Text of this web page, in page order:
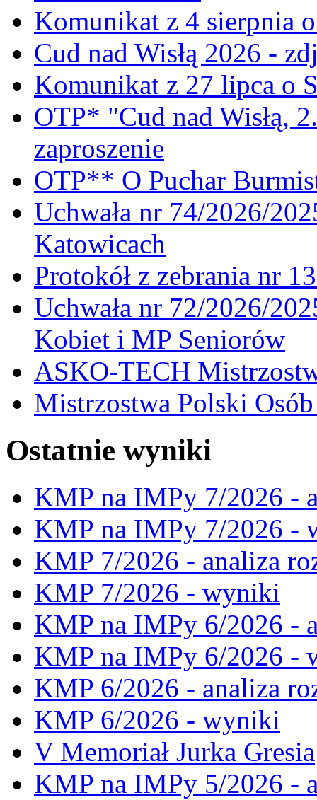
Komunikat z 4 sierpnia
Cud nad Wisłą 2026 -
Komunikat z 27 lipca o
OTP* "Cud nad Wisłą,
zaproszenie
OTP** O Puchar
Uchwała nr 74/2026/
Katowicach
Protokół z zebrania nr
Uchwała nr 72/2026/
Kobiet i MP Seniorów
ASKO-TECH
Mistrzostwa Polski
Ostatnie wyniki
KMP na IMPy 7/2026 -
KMP na IMPy 7/2026 -
KMP 7/2026 - analiza
KMP 7/2026 - wyniki
KMP na IMPy 6/2026 -
KMP na IMPy 6/2026 -
KMP 6/2026 - analiza
KMP 6/2026 - wyniki
V Memoriał Jurka Gresia
KMP na IMPy 5/2026 -